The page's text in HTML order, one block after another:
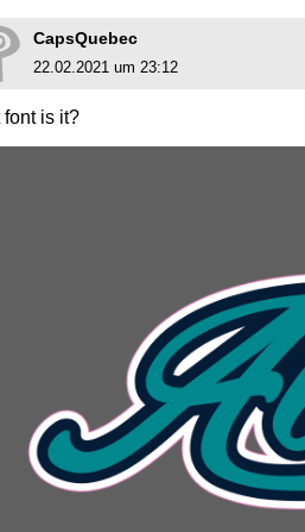
CapsQuebec
22.02.2021 um 23:12
font is it?